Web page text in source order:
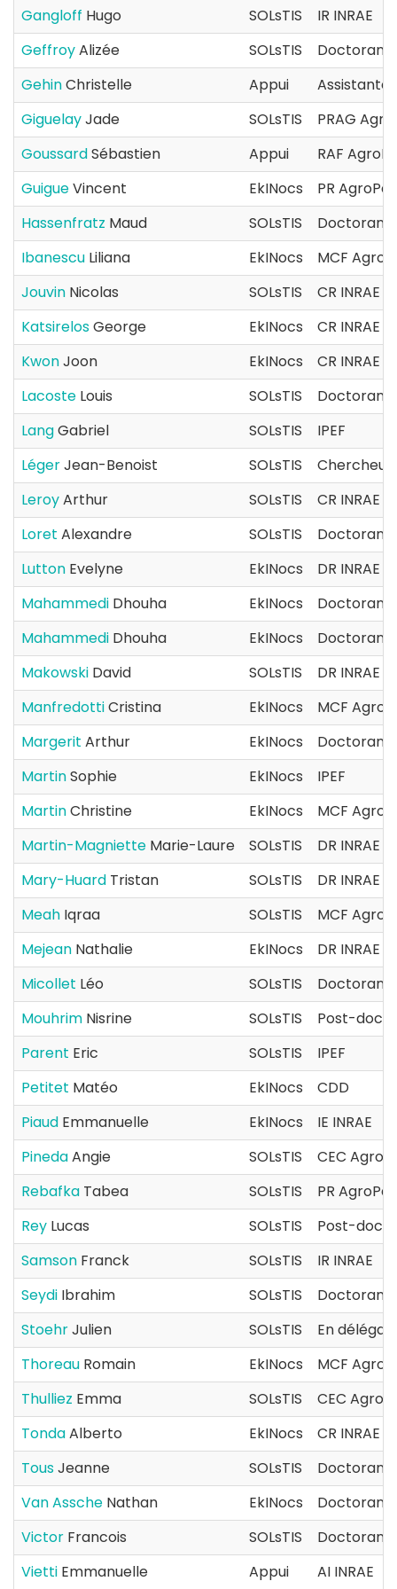
Gangloff Hugo SOLsTIS
IR INRAE
GeffroyAlizée SOLsTIS
GehinChristelle Appui
Assistante
GiguelayJade SOLsTIS
PRAG
GoussardSébastien Appui
RAF
GuigueVincent EkINocs
PR
Hassenfratz Maud SOLsTIS
Ibanescu Liliana EkINocs
MCF
Jouvin Nicolas SOLsTIS
CR INRAE
KatsirelosGeorge EkINocs
CR INRAE
KwonJoon EkINocs
CR INRAE
Lacoste Louis SOLsTIS
LangGabriel SOLsTIS
IPEF
LégerJean-Benoist SOLsTIS
LeroyArthur SOLsTIS
CR INRAE
Loret Alexandre SOLsTIS
Lutton Evelyne EkINocs
DR INRAE
Mahammedi Dhouha EkINocs
Mahammedi Dhouha EkINocs
Makowski David SOLsTIS
DR INRAE
ManfredottiCristina EkINocs
MCF
Margerit Arthur EkINocs
MartinSophie EkINocs
IPEF
MartinChristine EkINocs
MCF
Martin-Magniette Marie-Laure SOLsTIS
DR INRAE
Mary-Huard Tristan SOLsTIS
DR INRAE
Meah Iqraa SOLsTIS
MCF
Mejean Nathalie EkINocs
DR INRAE
Micollet Léo SOLsTIS
Mouhrim Nisrine SOLsTIS
Post-
Parent Eric SOLsTIS
IPEF
Petitet Matéo EkINocs
CDD
Piaud Emmanuelle EkINocs
IE INRAE
PinedaAngie SOLsTIS
CEC
Rebafka Tabea SOLsTIS
PR
Rey Lucas SOLsTIS
Post-
Samson Franck SOLsTIS
IR INRAE
Seydi Ibrahim SOLsTIS
StoehrJulien SOLsTIS
En
Thoreau Romain EkINocs
MCF
Thulliez Emma SOLsTIS
CEC
TondaAlberto EkINocs
CR INRAE
TousJeanne SOLsTIS
Van Assche Nathan EkINocs
Victor Francois SOLsTIS
Vietti Emmanuelle Appui AI INRAE